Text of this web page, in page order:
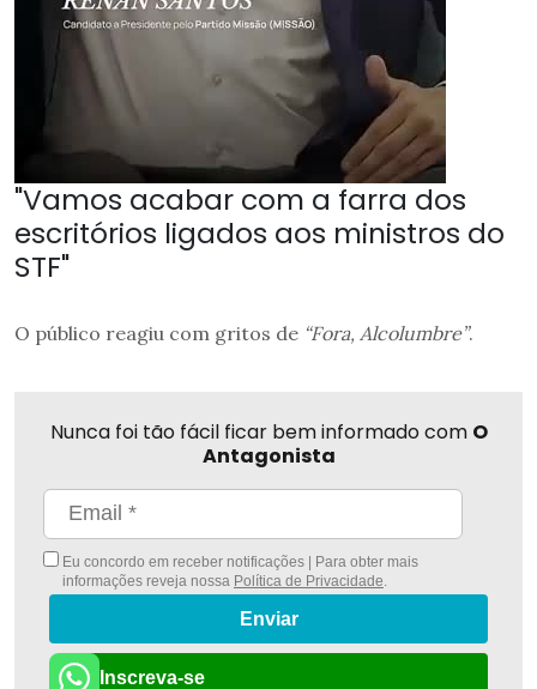
"Vamos acabar com a farra dos
escritórios ligados aos ministros do
STF"
O público reagiu com gritos de “Fora, Alcolumbre”.
Nunca foi tão fácil ficar bem informado com O
Antagonista
Eu concordo em receber notificações | Para obter mais
informações reveja nossa Política de Privacidade
Enviar
Inscreva-se